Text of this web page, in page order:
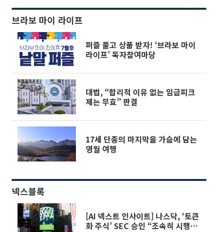
브라보 마이 라이프
퍼즐 풀고 상품 받자! ‘브라보 마이
라이프’ 독자참여마당
대법, “합리적 이유 없는 임금피크
제는 무효” 판결
17세 단종의 마지막을 가슴에 담는
영월 여행
넥스블록
[AI 넥스트 인사이트] 나스닥, ‘토큰
화 주식’ SEC 승인 “조속히 시행할